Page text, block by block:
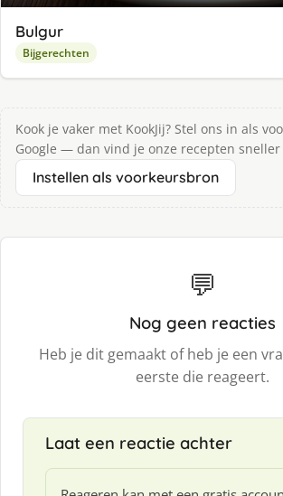
Bulgur
Bijgerechten
Kook je vaker met KookJij? Stel ons in als
Google — dan vind je onze recepten
Instellen als voorkeursbron
💬
Nog geen reacties
Heb je dit gemaakt of heb je een
eerste die reageert.
Laat een reactie achter